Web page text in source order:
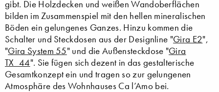
gibt. Die Holzdecken und weißen Wandoberflächen
bilden im Zusammenspiel mit den hellen mineralischen
Böden ein gelungenes Ganzes. Hinzu kommen die
Schalter und Steckdosen aus der Designline "Gira E2",
"Gira System 55" und die Außensteckdose "Gira
TX_44". Sie fügen sich dezent in das gestalterische
Gesamtkonzept ein und tragen so zur gelungenen
Atmosphäre des Wohnhauses Ca l’Amo bei.